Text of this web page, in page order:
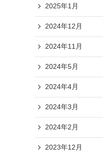
2025年1月
2024年12月
2024年11月
2024年5月
2024年4月
2024年3月
2024年2月
2023年12月